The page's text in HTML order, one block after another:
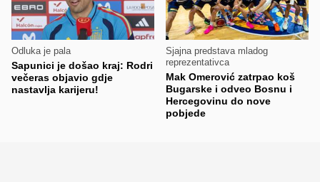
Odluka je pala
Sapunici je došao kraj: Rodri
večeras objavio gdje
nastavlja karijeru!
Sjajna predstava mladog
reprezentativca
Mak Omerović zatrpao koš
Bugarske i odveo Bosnu i
Hercegovinu do nove
pobjede